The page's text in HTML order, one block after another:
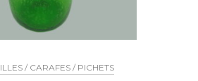
/ CARAFES / PICHETS